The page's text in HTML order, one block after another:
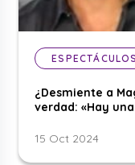
ESPECTÁCULOS
¿Desmiente a
verdad: «Hay
15 Oct 2024